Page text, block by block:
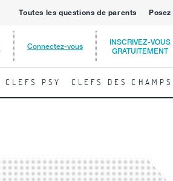
Toutes les questions de parents
Connectez-vous
INSCRIVEZ-VOUS
GRATUITEMENT
CLEFS PSY CLEFS DES CHAMPS